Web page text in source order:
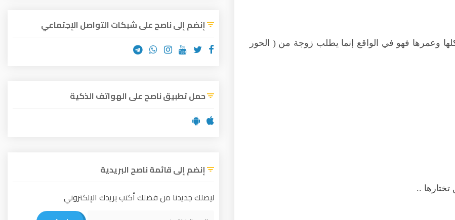
وعمرها فهو في الواقع إنما يطلب زوجة من ( الحور
..
إنضم إلى ناصح على شبكات التواصل الإجتماعي
حمل تطبيق ناصح على الهواتف الذكية
إنضم إلى قائمة ناصح البريدية
ليصلك جديدنا من فضلك أكتب بريدك الإلكتروني